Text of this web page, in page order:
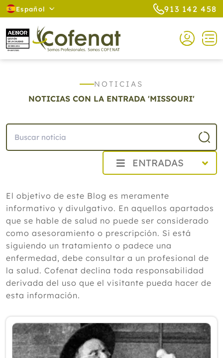
Español 913 142 458
NOTICIAS
NOTICIAS CON LA ENTRADA 'MISSOURI'
ENTRADAS
Agosto
Cistitis en verano: cinco remedios
naturales para aliviar los síntomas,
según un experto
Julio
Junio
Mayo
Marzo
Enero
2025
2024
El objetivo de este Blog es meramente
informativo y divulgativo. En aquellos apartados
que se hable de salud no puede ser considerado
como asesoramiento o prescripción. Si está
siguiendo un tratamiento o padece una
enfermedad, debe consultar a un profesional de
la salud. Cofenat declina toda responsabilidad
derivada del uso que el visitante pueda hacer de
esta información.